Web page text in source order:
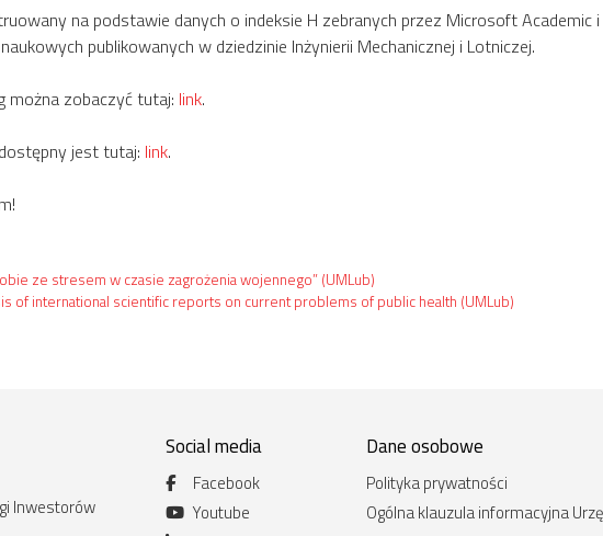
na podstawie danych o indeksie H zebranych przez Microsoft
publikowanych w dziedzinie Inżynierii Mechanicznej i Lotniczej.
można zobaczyć tutaj: link.
jest tutaj: link.
ze stresem w czasie zagrożenia wojennego” (UMLub)
of international scientific reports on current problems of public health (UMLub)
Inwestorów
Social media
Facebook
Youtube
Dane osobowe
Polityka prywatności
Ogólna klauzula informacyjna